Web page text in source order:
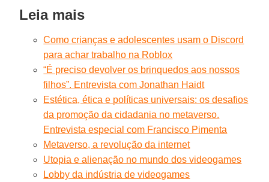
Leia mais
Como crianças e adolescentes usam o Discord
para achar trabalho na Roblox
“É preciso devolver os brinquedos aos nossos
filhos”. Entrevista com Jonathan Haidt
Estética, ética e políticas universais: os desafios
da promoção da cidadania no metaverso.
Entrevista especial com Francisco Pimenta
Metaverso, a revolução da internet
Utopia e alienação no mundo dos videogames
Lobby da indústria de videogames